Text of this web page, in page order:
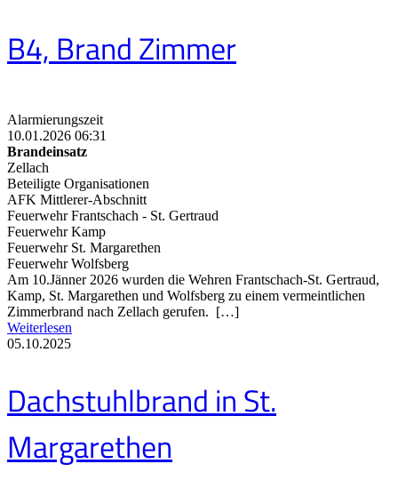
B4, Brand Zimmer
Alarmierungszeit
10.01.2026 06:31
Brandeinsatz
Zellach
Beteiligte Organisationen
AFK Mittlerer-Abschnitt
Feuerwehr Frantschach - St. Gertraud
Feuerwehr Kamp
Feuerwehr St. Margarethen
Feuerwehr Wolfsberg
Am 10.Jänner 2026 wurden die Wehren Frantschach-St. Gertraud,
Kamp, St. Margarethen und Wolfsberg zu einem vermeintlichen
Zimmerbrand nach Zellach gerufen. […]
Weiterlesen
05.10.2025
Dachstuhlbrand in St.
Margarethen